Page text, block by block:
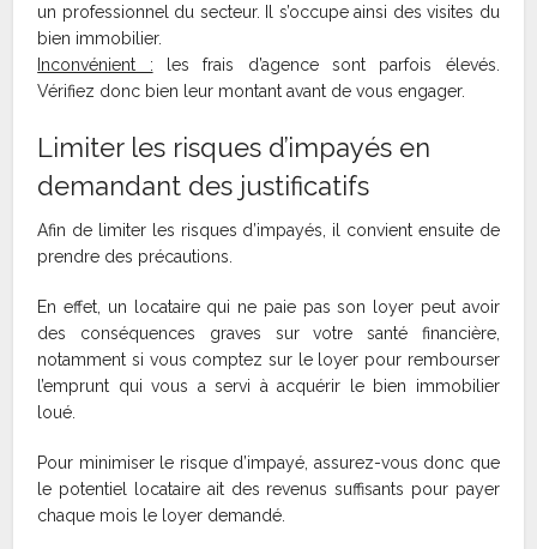
un professionnel du secteur. Il s’occupe ainsi des visites du
bien immobilier.
Inconvénient : les frais d’agence sont parfois élevés.
Vérifiez donc bien leur montant avant de vous engager.
Limiter les risques d’impayés en
demandant des justificatifs
Afin de limiter les risques d’impayés, il convient ensuite de
prendre des précautions.
En effet, un locataire qui ne paie pas son loyer peut avoir
des conséquences graves sur votre santé financière,
notamment si vous comptez sur le loyer pour rembourser
l’emprunt qui vous a servi à acquérir le bien immobilier
loué.
Pour minimiser le risque d’impayé, assurez-vous donc que
le potentiel locataire ait des revenus suffisants pour payer
chaque mois le loyer demandé.